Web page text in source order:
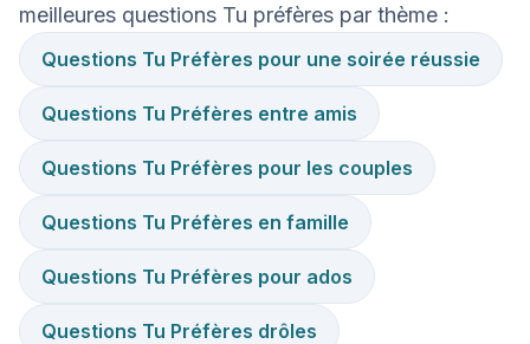
meilleures questions Tu préfères par thème :
Questions Tu Préfères pour une soirée réussie
Questions Tu Préfères entre amis
Questions Tu Préfères pour les couples
Questions Tu Préfères en famille
Questions Tu Préfères pour ados
Questions Tu Préfères drôles